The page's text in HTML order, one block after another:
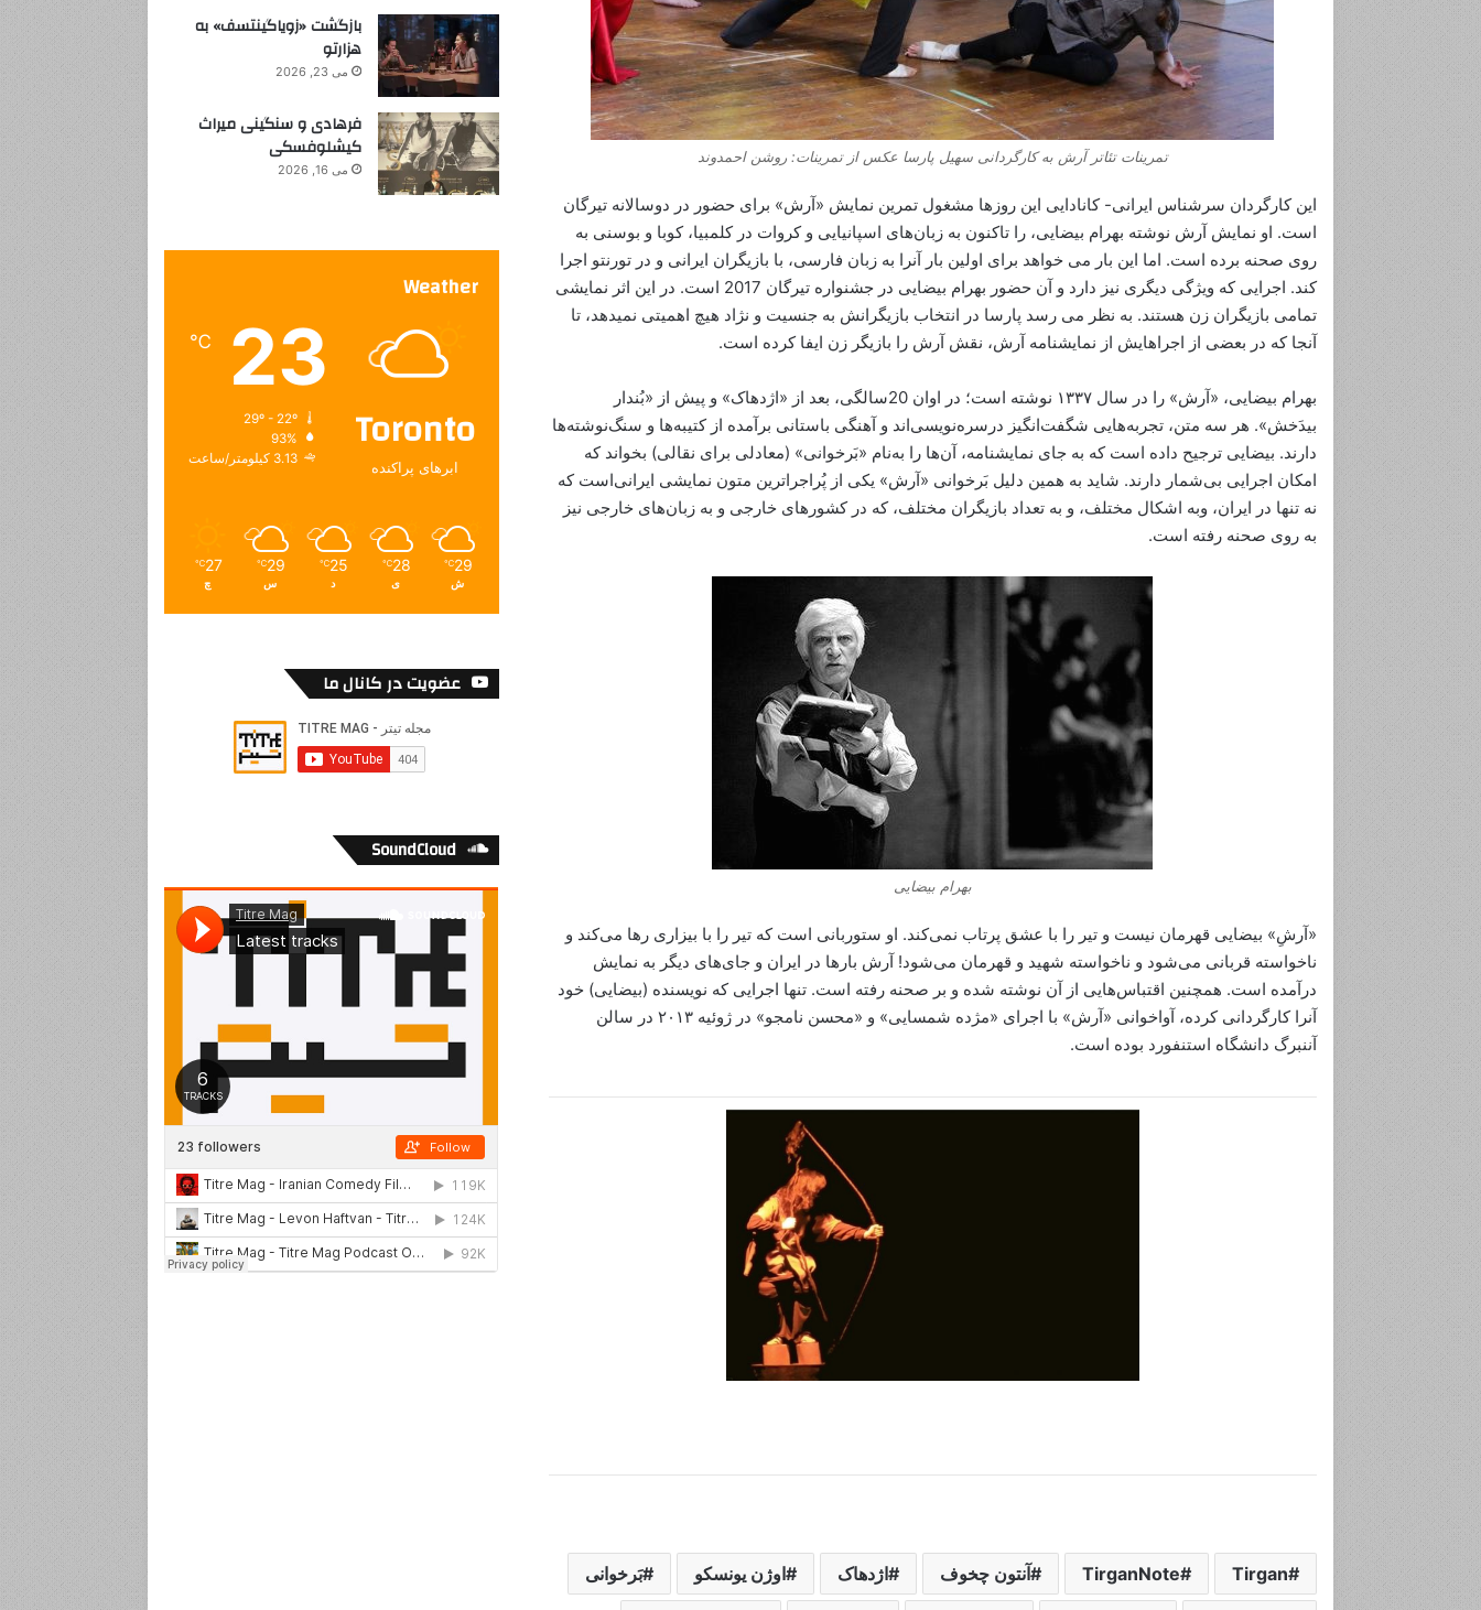
تمرینات تئاتر آرش به کارگردانی سهیل پارسا عکس از تمرینات: روشن احمدوند
این کارگردان سرشناس ایرانی- کانادایی این روزها مشغول تمرین نمایش «آرش» برای حضور در دوسالانه تیرگان
است. او نمایش آرش نوشته بهرام بیضایی، را تاکنون به زبان‌های اسپانیایی و کروات در کلمبیا، کوبا و بوسنی به
روی صحنه برده است. اما این بار می خواهد برای اولین بار آنرا به زبان فارسی، با بازیگران ایرانی و در تورنتو اجرا
کند. اجرایی که ویژگی دیگری نیز دارد و آن حضور بهرام بیضایی در جشنواره تیرگان 2017 است. در این اثر نمایشی
تمامی بازیگران زن هستند. به نظر می رسد پارسا در انتخاب بازیگرانش به جنسیت و نژاد هیچ اهمیتی نمی­دهد، تا
آنجا که در بعضی از اجراهایش از نمایشنامه آرش، نقش آرش را بازیگر زن ایفا کرده‌ است.
بهرام بیضایی، «آرش» را در سال ۱۳۳۷ نوشته است؛ در اوان 20سالگی، بعد از «اژدهاک» و پیش از «بُندار
بیدَخش». هر سه متن، تجربه‌هایی شگفت‌انگیز درسره‌نویسی‌اند و آهنگی باستانی برآمده از کتیبه‌ها و سنگ‌نوشته‌ها
دارند. بیضایی ترجیح داده است که به جای نمایشنامه، آن‌ها را به‌نام «بَرخوانی» (معادلی برای نقالی) بخواند که
امکان اجرایی بی‌شمار دارند. شاید به همین دلیل بَرخوانی «آرش» یکی از پُراجراترین متون نمایشی ایرانی‌است که
نه تنها در ایران، وبه اشکال مختلف، و به تعداد بازیگران مختلف، که در کشورهای خارجی و به زبان‌های خارجی نیز
به روی صحنه رفته است.
بهرام بیضایی
«آرشِ» بیضایی قهرمان نیست و تیر را با عشق پرتاب نمی‌کند. او ستوربانی است که تیر را با بیزاری رها می‌کند و
ناخواسته قربانی می‌شود و ناخواسته شهید و قهرمان می‌شود! آرش بارها در ایران و جای‌های دیگر به نمایش
درآمده است. همچنین اقتباس‌هایی از آن نوشته شده و بر صحنه رفته است. تنها اجرایی که نویسنده (بیضایی) خود
آنرا کارگردانی کرده، آواخوانی «آرش» با اجرای «مژده شمسایی» و «محسن نامجو» در ژوئیه ۲۰۱۳ در سالن
آننبرگ دانشگاه استنفورد بوده است.
Tirgan
TirganNote آنتون چخوف اژدهاک اوژن یونسکو بَرخوانی
بازگشت «زویاگینتسف» به
هزارتو
می 23, 2026
فرهادی و سنگینی میراث
کیشلوفسکی
می 16, 2026
Weather
Toronto
ابرهای پراکنده
23
℃
93%
3.13 کیلومتر/ساعت
29
℃
ش
28
℃
ی
25
℃
د
29
℃
س
27
℃
چ
عضویت در کانال ما
SoundCloud